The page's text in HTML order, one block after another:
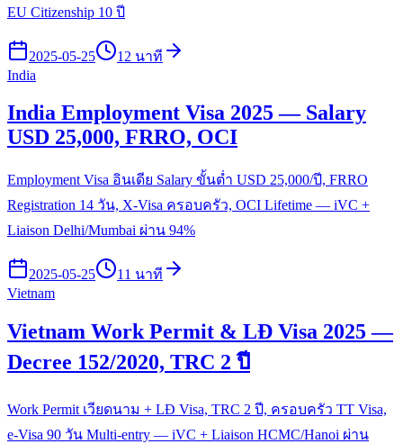
EU Citizenship 10 ปี
2025-05-25
12 นาที
India
India Employment Visa 2025 — Salary
USD 25,000, FRRO, OCI
Employment Visa อินเดีย Salary ขั้นต่ำ USD 25,000/ปี, FRRO
Registration 14 วัน, X-Visa ครอบครัว, OCI Lifetime — iVC +
Liaison Delhi/Mumbai ผ่าน 94%
2025-05-25
11 นาที
Vietnam
Vietnam Work Permit & LĐ Visa 2025 —
Decree 152/2020, TRC 2 ปี
Work Permit เวียดนาม + LĐ Visa, TRC 2 ปี, ครอบครัว TT Visa,
e-Visa 90 วัน Multi-entry — iVC + Liaison HCMC/Hanoi ผ่าน